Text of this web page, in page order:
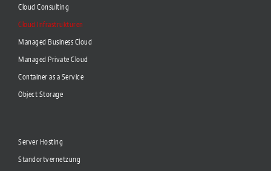
Cloud Consulting
Cloud Infrastrukturen
Managed Business Cloud
Managed Private Cloud
Container as a Service
Object Storage
Server Hosting
Standortvernetzung